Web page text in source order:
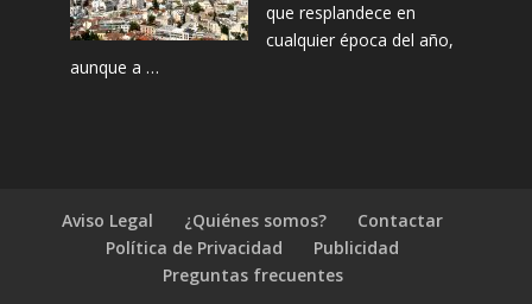
que resplandece en
cualquier época del año,
aunque a …
Aviso Legal ¿Quiénes somos?
Contactar
Política de Privacidad
Publicidad
Preguntas frecuentes